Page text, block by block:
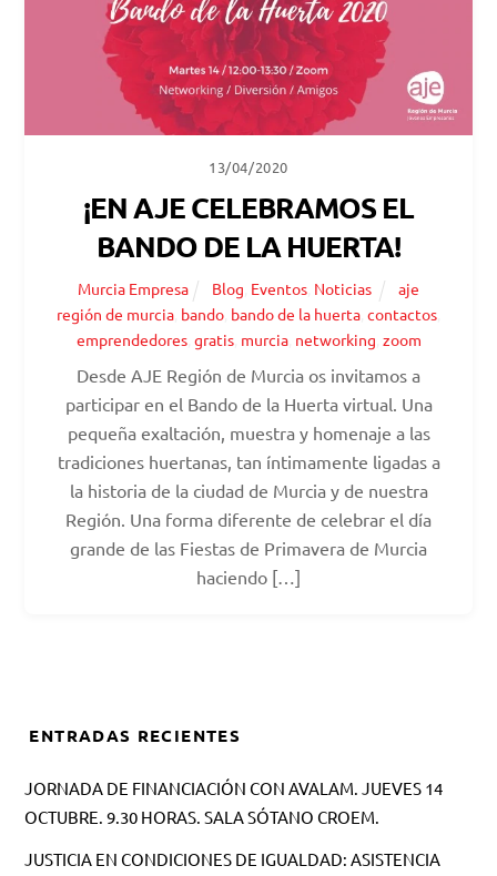
13/04/2020
¡EN AJE CELEBRAMOS EL
BANDO DE LA HUERTA!
Murcia Empresa Blog Eventos Noticias
aje
región de murcia bando bando de la huerta contactos
emprendedores, gratis, murcia, networking zoom
Desde AJE Región de Murcia os invitamos a
participar en el Bando de la Huerta virtual. Una
pequeña exaltación, muestra y homenaje a las
tradiciones huertanas, tan íntimamente ligadas a
la historia de la ciudad de Murcia y de nuestra
Región. Una forma diferente de celebrar el día
grande de las Fiestas de Primavera de Murcia
haciendo […]
ENTRADAS RECIENTES
JORNADA DE FINANCIACIÓN CON AVALAM. JUEVES 14
OCTUBRE. 9.30 HORAS. SALA SÓTANO CROEM.
JUSTICIA EN CONDICIONES DE IGUALDAD: ASISTENCIA